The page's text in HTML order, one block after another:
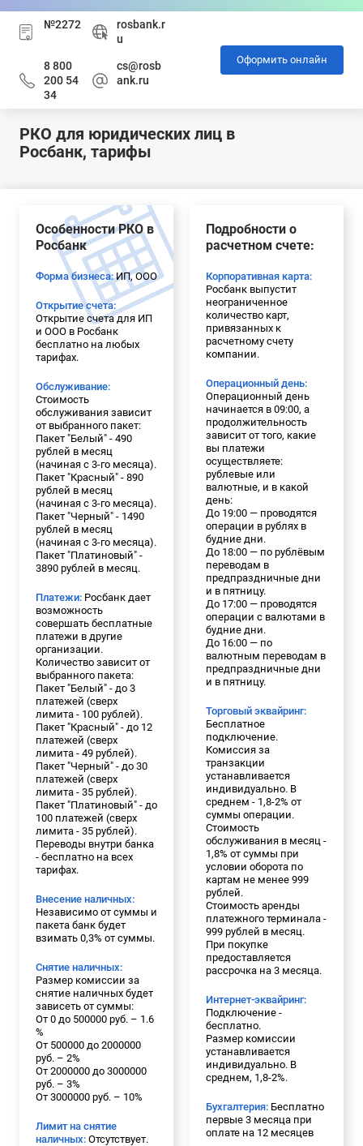
№2272
rosbank.r
u
8 800
200 54
34
cs@rosb
ank.ru
Оформить онлайн
РКО для юридических лиц в
Росбанк, тарифы
Особенности РКО в
Росбанк
Форма бизнеса:ИП, ООО
Открытие счета:
Открытие счета для ИП
и ООО в Росбанк
бесплатно на любых
тарифах.
Обслуживание:
Стоимость
обслуживания зависит
от выбранного пакет:
Пакет "Белый" - 490
рублей в месяц
(начиная с 3-го месяца).
Пакет "Красный" - 890
рублей в месяц
(начиная с 3-го месяца).
Пакет "Черный" - 1490
рублей в месяц
(начиная с 3-го месяца).
Пакет "Платиновый" -
3890 рублей в месяц.
Платежи: Росбанк дает
возможность
совершать бесплатные
платежи в другие
организации.
Количество зависит от
выбранного пакета:
Пакет "Белый" - до 3
платежей (сверх
лимита - 100 рублей).
Пакет "Красный" - до 12
платежей (сверх
лимита - 49 рублей).
Пакет "Черный" - до 30
платежей (сверх
лимита - 35 рублей).
Пакет "Платиновый" - до
100 платежей (сверх
лимита - 35 рублей).
Переводы внутри банка
- бесплатно на всех
тарифах.
Внесение наличных:
Независимо от суммы и
пакета банк будет
взимать 0,3% от суммы.
Снятие наличных:
Размер комиссии за
снятие наличных будет
зависеть от суммы:
От 0 до 500000 руб. – 1.6
%
От 500000 до 2000000
руб. – 2%
От 2000000 до 3000000
руб. – 3%
От 3000000 руб. – 10%
Лимит на снятие
наличных: Отсутствует.
Подробности о
расчетном счете:
Корпоративная карта:
Росбанк выпустит
неограниченное
количество карт,
привязанных к
расчетному счету
компании.
Операционный день:
Операционный день
начинается в 09:00, а
продолжительность
зависит от того, какие
вы платежи
осуществляете:
рублевые или
валютные, и в какой
день:
До 19:00 — проводятся
операции в рублях в
будние дни.
До 18:00 — по рублёвым
переводам в
предпраздничные дни
и в пятницу.
До 17:00 — проводятся
операции с валютами в
будние дни.
До 16:00 — по
валютным переводам в
предпраздничные дни
и в пятницу.
Торговый эквайринг:
Бесплатное
подключение.
Комиссия за
транзакции
устанавливается
индивидуально. В
среднем - 1,8-2% от
суммы операции.
Стоимость
обслуживания в месяц -
1,8% от суммы при
условии оборота по
картам не менее 999
рублей.
Стоимость аренды
платежного терминала -
999 рублей в месяц.
При покупке
предоставляется
рассрочка на 3 месяца.
Интернет-эквайринг:
Подключение -
бесплатно.
Размер комиссии
устанавливается
индивидуально. В
среднем, 1,8-2%.
Бухгалтерия: Бесплатно
первые 3 месяца при
оплате на 12 месяцев